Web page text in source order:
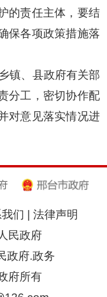
的责任主体，要结
保各项政策措施落
镇、县政府有关部
分工，密切协作配
对意见落实情况进
们 | 法律声明
民政府
政府.政务
府所有